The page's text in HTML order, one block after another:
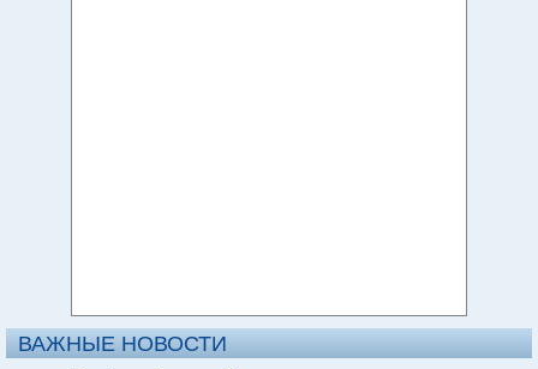
ВАЖНЫЕ НОВОСТИ